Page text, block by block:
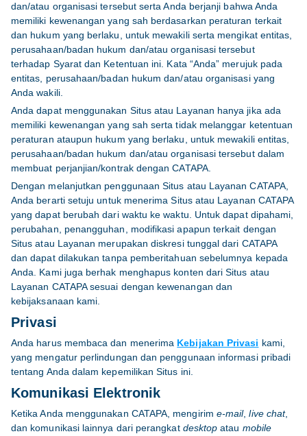
dan/atau organisasi tersebut serta Anda berjanji bahwa Anda
memiliki kewenangan yang sah berdasarkan peraturan terkait
dan hukum yang berlaku, untuk mewakili serta mengikat entitas,
perusahaan/badan hukum dan/atau organisasi tersebut
terhadap Syarat dan Ketentuan ini. Kata “Anda” merujuk pada
entitas, perusahaan/badan hukum dan/atau organisasi yang
Anda wakili.
Anda dapat menggunakan Situs atau Layanan hanya jika ada
memiliki kewenangan yang sah serta tidak melanggar ketentuan
peraturan ataupun hukum yang berlaku, untuk mewakili entitas,
perusahaan/badan hukum dan/atau organisasi tersebut dalam
membuat perjanjian/kontrak dengan CATAPA.
Dengan melanjutkan penggunaan Situs atau Layanan CATAPA,
Anda berarti setuju untuk menerima Situs atau Layanan CATAPA
yang dapat berubah dari waktu ke waktu. Untuk dapat dipahami,
perubahan, penangguhan, modifikasi apapun terkait dengan
Situs atau Layanan merupakan diskresi tunggal dari CATAPA
dan dapat dilakukan tanpa pemberitahuan sebelumnya kepada
Anda. Kami juga berhak menghapus konten dari Situs atau
Layanan CATAPA sesuai dengan kewenangan dan
kebijaksanaan kami.
Privasi
Anda harus membaca dan menerima Kebijakan Privasi kami,
yang mengatur perlindungan dan penggunaan informasi pribadi
tentang Anda dalam kepemilikan Situs ini.
Komunikasi Elektronik
Ketika Anda menggunakan CATAPA, mengirim e-mail,live chat,
dan komunikasi lainnya dari perangkat desktop atau mobile